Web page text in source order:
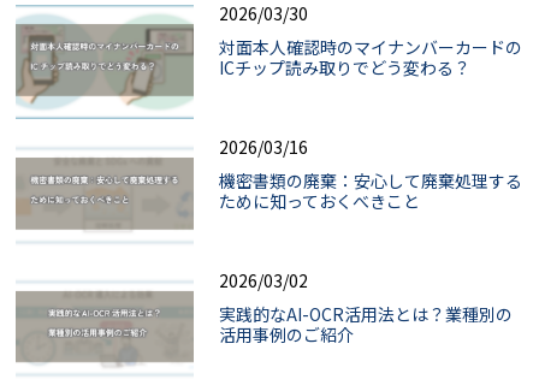
2026/03/30
対面本人確認時のマイナンバーカードの
ICチップ読み取りでどう変わる？
2026/03/16
機密書類の廃棄：安心して廃棄処理する
ために知っておくべきこと
2026/03/02
実践的なAI-OCR活用法とは？業種別の
活用事例のご紹介